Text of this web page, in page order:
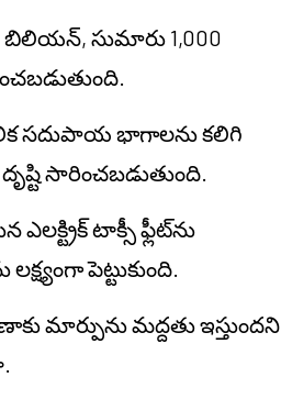
సుమారు 1,000
సదుపాయ భాగాలను కలిగి
సారించబడుతుంది.
టాక్సీ ఫ్లీట్‌ను
పెట్టుకుంది.
మార్పును మద్దతు ఇస్తుందని